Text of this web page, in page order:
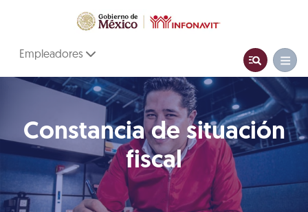
Empleadores
Constancia de situación
fiscal